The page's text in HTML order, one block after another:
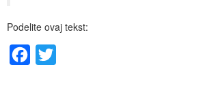
Podelite ovaj tekst:
Facebook